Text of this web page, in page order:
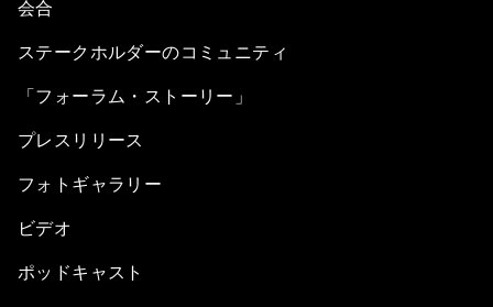
会合
ステークホルダーのコミュニティ
「フォーラム・ストーリー」
プレスリリース
フォトギャラリー
ビデオ
ポッドキャスト